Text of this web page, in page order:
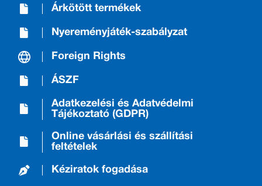
Árkötött termékek
Nyereményjáték-szabályzat
Foreign Rights
ÁSZF
Adatkezelési és Adatvédelmi
Tájékoztató (GDPR)
Online vásárlási és szállítási
feltételek
Kéziratok fogadása